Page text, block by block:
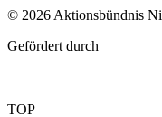
© 2026 Aktionsbündnis
Gefördert durch
TOP